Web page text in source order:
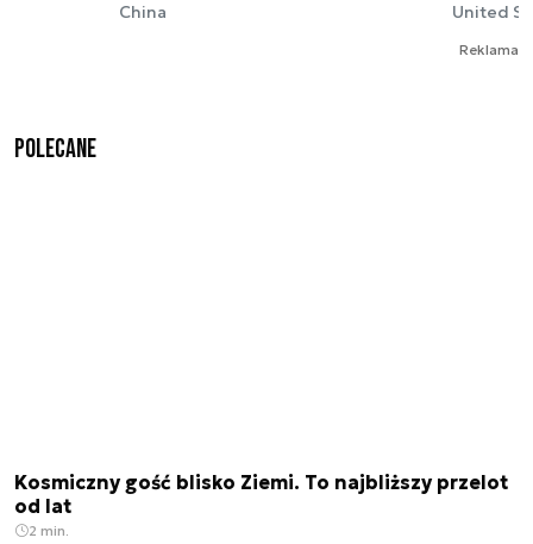
China
United
Reklama
Polecane
Kosmiczny gość blisko Ziemi. To najbliższy przelot
od lat
2 min.